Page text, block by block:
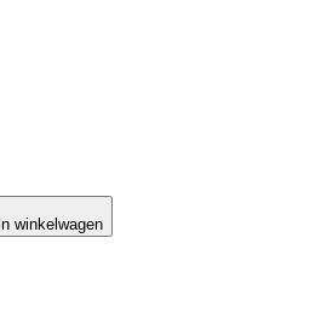
In winkelwagen